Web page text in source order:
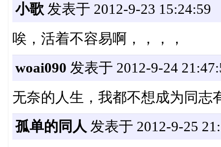
小歌 发表于 2012-9-23 15:24:59
唉，活着不容易啊，，，，
woai090 发表于 2012-9-24
无奈的人生，我都不想成为同志
孤单的同人 发表于 2012-9-25